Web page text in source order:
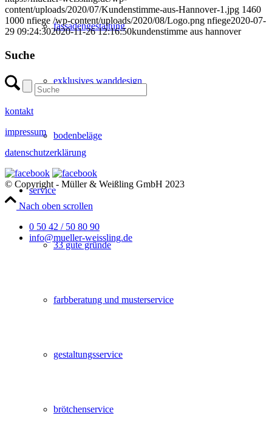
fassadengestaltung
exklusives wanddesign
bodenbeläge
service
33 gute gründe
farbberatung und musterservice
gestaltungsservice
brötchenservice
content/uploads/2020/07/Kundenstimme-aus-Hannover-1.jpg 1460
1000 nfiege /wp-content/uploads/2020/08/Logo.png nfiege2020-07-
29 09:24:302020-11-26 12:16:50kundenstimme aus hannover
Suche
kontakt
impressum
datenschutzerklärung
© Copyright - Müller & Weißling GmbH 2023
Nach oben scrollen
0 50 42 / 50 80 90
info@mueller-weissling.de